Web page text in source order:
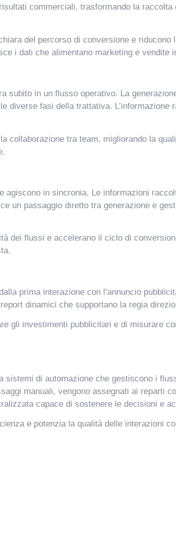
commerciali, trasformando la raccolta
del percorso di conversione e riducono
i dati che alimentano marketing e vendite
subito in un flusso operativo. La
diverse fasi della trattativa. L’informazione
collaborazione tra team, migliorando la
in sincronia. Le informazioni
un passaggio diretto tra generazione e
dei flussi e accelerano il ciclo di
prima interazione con l’annuncio
dinamici che supportano la regia
gli investimenti pubblicitari e di misurare
sistemi di automazione che gestiscono i
manuali, vengono assegnati ai reparti
capace di sostenere le decisioni e
e potenzia la qualità delle interazioni